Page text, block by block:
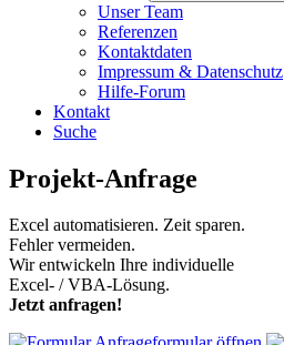
Unser Team
Referenzen
Kontaktdaten
Impressum & Datenschutz
Hilfe-Forum
Kontakt
Suche
Projekt-Anfrage
Excel automatisieren. Zeit sparen.
Fehler vermeiden.
Wir entwickeln Ihre individuelle
Excel- / VBA-Lösung.
Jetzt anfragen!